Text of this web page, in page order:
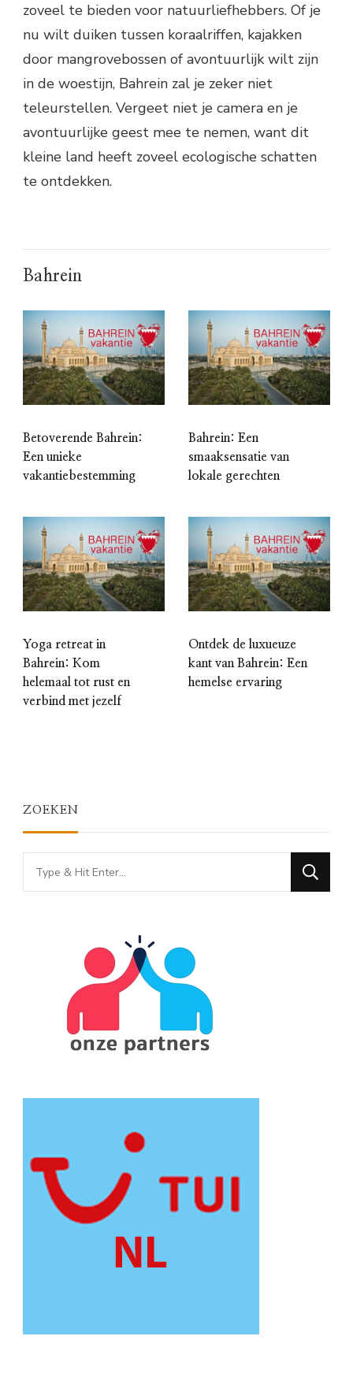
zoveel te bieden voor natuurliefhebbers. Of je
nu wilt duiken tussen koraalriffen, kajakken
door mangrovebossen of avontuurlijk wilt zijn
in de woestijn, Bahrein zal je zeker niet
teleurstellen. Vergeet niet je camera en je
avontuurlijke geest mee te nemen, want dit
kleine land heeft zoveel ecologische schatten
te ontdekken.
Bahrein
Betoverende Bahrein:
Een unieke
vakantiebestemming
Bahrein: Een
smaaksensatie van
lokale gerechten
Yoga retreat in
Bahrein: Kom
helemaal tot rust en
verbind met jezelf
Ontdek de luxueuze
kant van Bahrein: Een
hemelse ervaring
ZOEKEN
Looking
for